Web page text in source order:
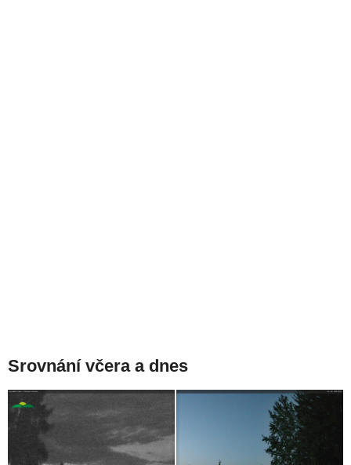
Srovnání včera a dnes